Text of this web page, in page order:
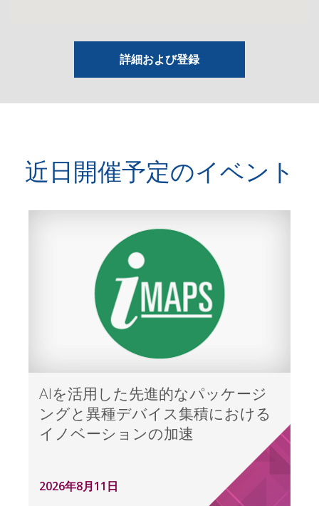
詳細および登録
近日開催予定のイベント
AIを活用した先進的なパッケージ
ングと異種デバイス集積における
イノベーションの加速
2026年8月11日